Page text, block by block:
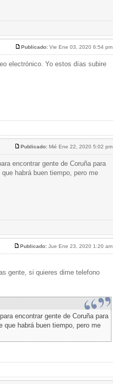
Publicado:Vie Ene 03, 2020 6:54 pm
electrónico. Yo estos días subire
Publicado:Mié Ene 22, 2020 5:02 pm
encontrar gente de Coruña para
habrá buen tiempo, pero me
Publicado:Jue Ene 23, 2020 1:20 am
gente, si quieres dime telefono
encontrar gente de Coruña para
que habrá buen tiempo, pero me